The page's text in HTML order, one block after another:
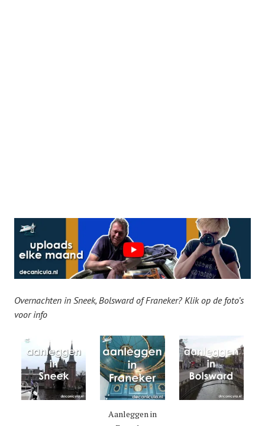
Overnachten in Sneek, Bolsward of Franeker? Klik op de foto’s
voor info
Aanleggen in